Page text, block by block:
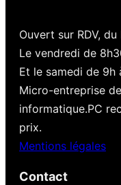
Ouvert sur RDV,
Le vendredi de
Et le samedi de 9h
Micro-entreprise
informatique.PC
prix.
Mentions légales
Contact